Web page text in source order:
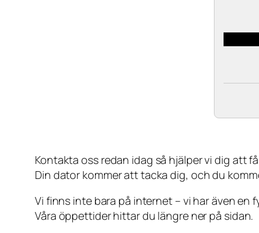
Kontakta oss redan idag så hjälper vi dig att
Din dator kommer att tacka dig, och du
Vi finns inte bara på internet – vi har även en
Våra öppettider hittar du längre ner på sidan.